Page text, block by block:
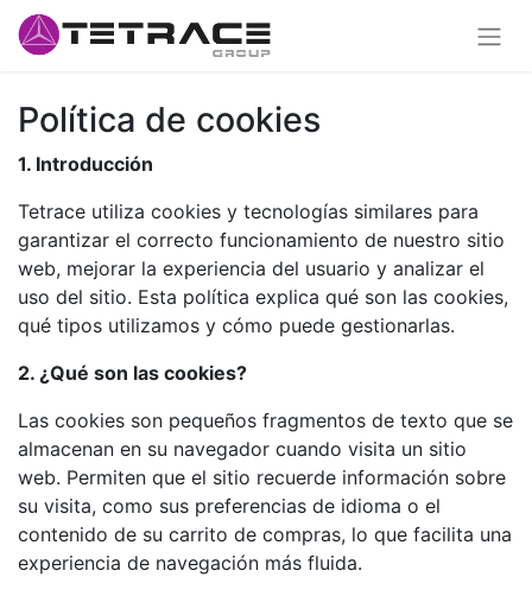
Política de cookies
1. Introducción
Tetrace utiliza cookies y tecnologías similares para
garantizar el correcto funcionamiento de nuestro sitio
web, mejorar la experiencia del usuario y analizar el
uso del sitio. Esta política explica qué son las cookies,
qué tipos utilizamos y cómo puede gestionarlas.
2. ¿Qué son las cookies?
Las cookies son pequeños fragmentos de texto que se
almacenan en su navegador cuando visita un sitio
web. Permiten que el sitio recuerde información sobre
su visita, como sus preferencias de idioma o el
contenido de su carrito de compras, lo que facilita una
experiencia de navegación más fluida.